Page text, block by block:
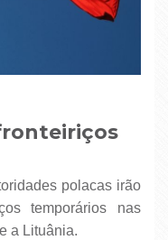
temporários nas
a Lituânia.